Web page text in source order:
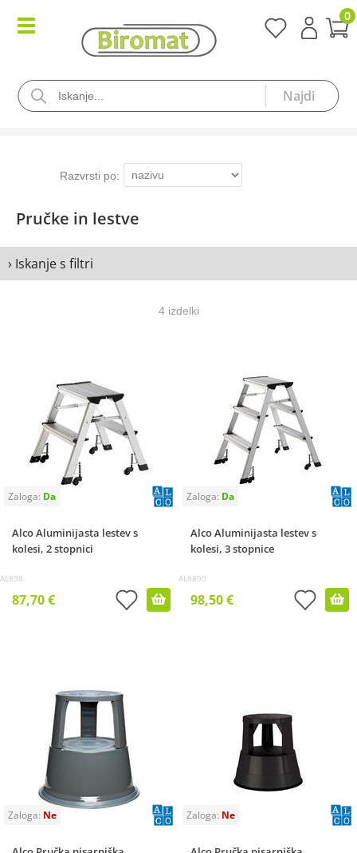
0
Pručke in lestve
› Iskanje s filtri
4 izdelki
Alco Aluminijasta lestev s
kolesi, 2 stopnici
AL898
87,70 €
Alco Aluminijasta lestev s
kolesi, 3 stopnice
AL8890
98,50 €